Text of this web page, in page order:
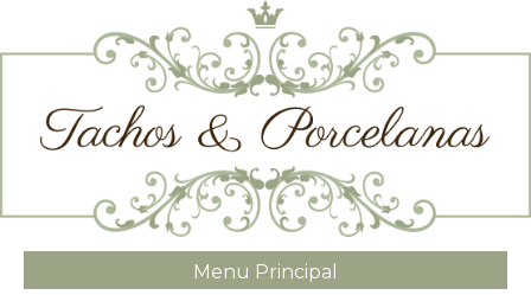
Menu Principal